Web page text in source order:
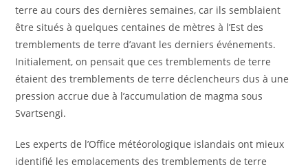
terre au cours des dernières semaines, car ils semblaient
être situés à quelques centaines de mètres à l’Est des
tremblements de terre d’avant les derniers événements.
Initialement, on pensait que ces tremblements de terre
étaient des tremblements de terre déclencheurs dus à une
pression accrue due à l’accumulation de magma sous
Svartsengi.
Les experts de l’Office météorologique islandais ont mieux
identifié les emplacements des tremblements de terre